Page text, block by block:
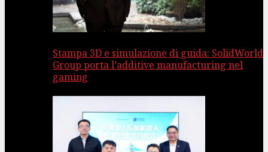
Stampa 3D e simulazione di guida: SolidWorld
Group porta l’additive manufacturing nel
gaming